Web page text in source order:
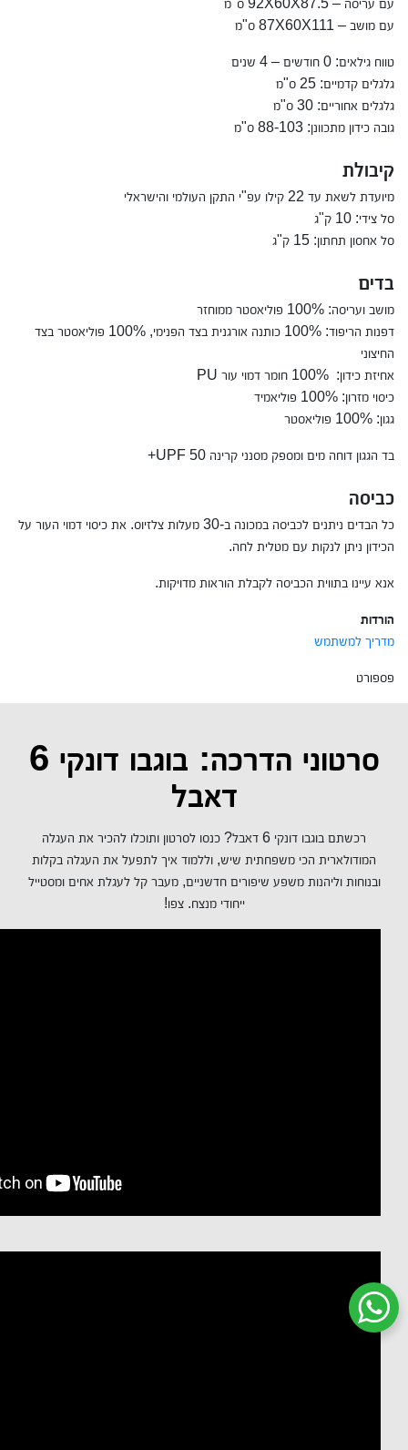
עם מושב – 87X60X111 ס"מ
טווח גילאים: 0 חודשים – 4 שנים
גלגלים קדמיים: 25 ס"מ
גלגלים אחוריים: 30 ס"מ
גובה כידון מתכוונן: 88-103 ס"מ
קיבולת
מיועדת לשאת עד 22 קילו עפ"י התקן העולמי והישראלי
סל צידי: 10 ק"ג
סל אחסון תחתון: 15 ק"ג
בדים
מושב ועריסה: 100% פוליאסטר ממוחזר
דפנות הריפוד: 100% כותנה אורגנית בצד הפנימי, 100% פוליאסטר בצד
החיצוני
אחיזת כידון: 100% חומר דמוי עור PU
כיסוי מזרון: 100% פוליאמיד
גגון: 100% פוליאסטר
בד הגגון דוחה מים ומספק מסנני קרינה UPF 50+
כביסה
כל הבדים ניתנים לכביסה במכונה ב-30 מעלות צלזיוס. את כיסוי דמוי העור על
הכידון ניתן לנקות עם מטלית לחה.
אנא עיינו בתווית הכביסה לקבלת הוראות מדויקות.
הורדות
מדריך למשתמש
פספורט
סרטוני הדרכה: בוגבו דונקי 6
דאבל
רכשתם בוגבו דונקי 6 דאבל? כנסו לסרטון ותוכלו להכיר את העגלה
המודולארית הכי משפחתית שיש, וללמוד איך לתפעל את העגלה בקלות
ובנוחות וליהנות משפע שיפורים חדשניים, מעבר קל לעגלת אחים ומסטייל
ייחודי מנצח. צפו!
שיחת ווטסאפ עם שירות הלקוחות